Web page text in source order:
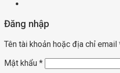
Đăng nhập
Tên tài khoản hoặc địa chỉ email
Mật khẩu *